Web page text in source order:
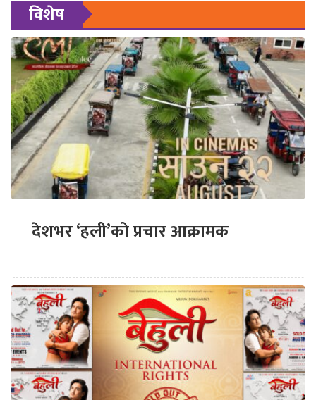
विशेष
देशभर ‘हली’को प्रचार आक्रामक